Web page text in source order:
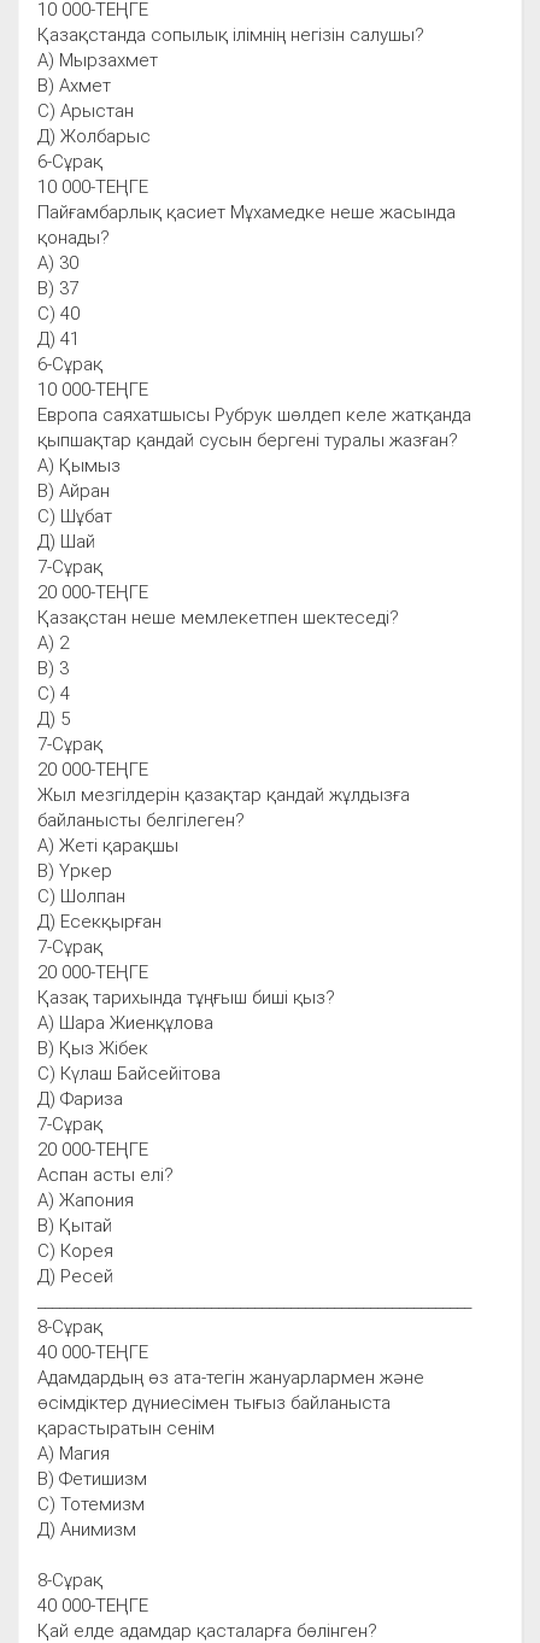
10 000-ТЕҢГЕ
Қазақстанда сопылық ілімнің негізін салушы?
А) Мырзахмет
В) Ахмет
С) Арыстан
Д) Жолбарыс
6-Сұрақ
10 000-ТЕҢГЕ
Пайғамбарлық қасиет Мұхамедке неше жасында
қонады?
А) 30
В) 37
С) 40
Д) 41
6-Сұрақ
10 000-ТЕҢГЕ
Европа саяхатшысы Рубрук шөлдеп келе жатқанда
қыпшақтар қандай сусын бергені туралы жазған?
А) Қымыз
В) Айран
С) Шұбат
Д) Шай
7-Сұрақ
20 000-ТЕҢГЕ
Қазақстан неше мемлекетпен шектеседі?
А) 2
В) 3
С) 4
Д) 5
7-Сұрақ
20 000-ТЕҢГЕ
Жыл мезгілдерін қазақтар қандай жұлдызға
байланысты белгілеген?
А) Жеті қарақшы
В) Үркер
С) Шолпан
Д) Есекқырған
7-Сұрақ
20 000-ТЕҢГЕ
Қазақ тарихында тұңғыш биші қыз?
А) Шара Жиенқұлова
В) Қыз Жібек
С) Күлаш Байсейітова
Д) Фариза
7-Сұрақ
20 000-ТЕҢГЕ
Аспан асты елі?
А) Жапония
В) Қытай
С) Корея
Д) Ресей
8-Сұрақ
40 000-ТЕҢГЕ
Адамдардың өз ата-тегін жануарлармен және
өсімдіктер дүниесімен тығыз байланыста
қарастыратын сенім
А) Магия
В) Фетишизм
С) Тотемизм
Д) Анимизм
8-Cұрақ
40 000-ТЕҢГЕ
Қай елде адамдар қасталарға бөлінген?